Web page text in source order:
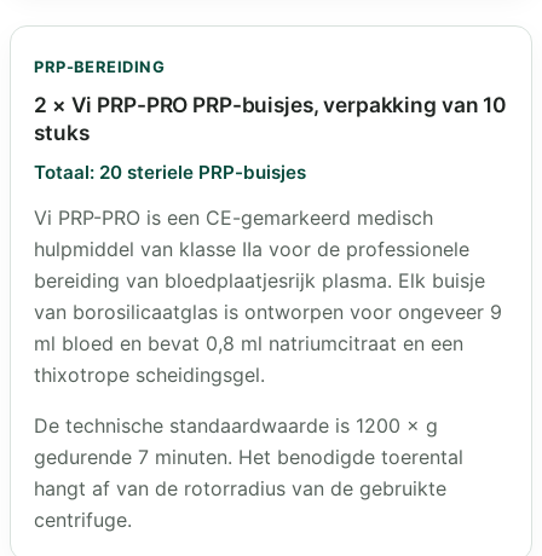
PRP-BEREIDING
2 × Vi PRP-PRO PRP-buisjes, verpakking van 10
stuks
Totaal: 20 steriele PRP-buisjes
Vi PRP-PRO is een CE-gemarkeerd medisch
hulpmiddel van klasse IIa voor de professionele
bereiding van bloedplaatjesrijk plasma. Elk buisje
van borosilicaatglas is ontworpen voor ongeveer 9
ml bloed en bevat 0,8 ml natriumcitraat en een
thixotrope scheidingsgel.
De technische standaardwaarde is 1200 × g
gedurende 7 minuten. Het benodigde toerental
hangt af van de rotorradius van de gebruikte
centrifuge.